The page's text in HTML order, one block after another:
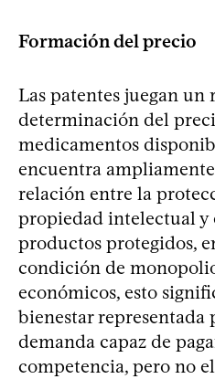
Formación del precio
Las patentes juegan
determinación del
medicamentos
encuentra
relación entre la
propiedad intelectual y
productos protegidos,
condición de
económicos, esto
bienestar representada
demanda capaz de
competencia, pero no